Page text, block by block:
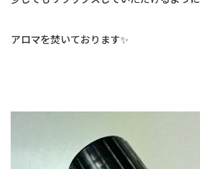
アロマを焚いております✨